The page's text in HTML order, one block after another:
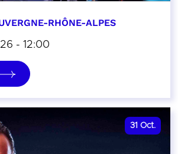
RHÔNE-ALPES
- 12:00
31 Oct.